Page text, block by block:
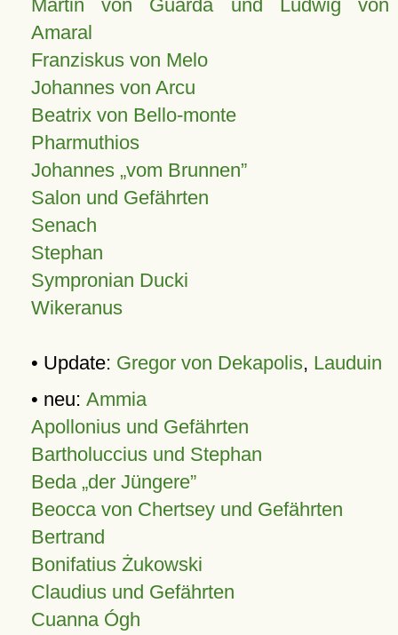
Martin von Guarda und Ludwig von
Amaral
Franziskus von Melo
Johannes von Arcu
Beatrix von Bello-monte
Pharmuthios
Johannes vom Brunnen
Salon und Gefährten
Senach
Stephan
Sympronian Ducki
Wikeranus
• Update: Gregor von Dekapolis, Lauduin
• neu: Ammia
Apollonius und Gefährten
Bartholuccius und Stephan
Beda „der Jüngere”
Beocca von Chertsey und Gefährten
Bertrand
Bonifatius Żukowski
Claudius und Gefährten
Cuanna Ógh